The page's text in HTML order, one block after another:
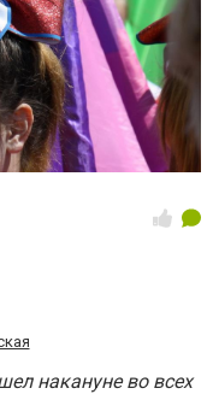
накануне во всех